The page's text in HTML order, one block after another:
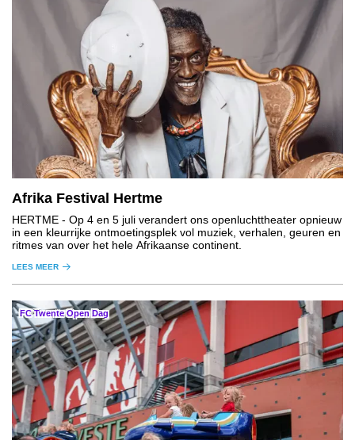
Afrika Festival Hertme
HERTME - Op 4 en 5 juli verandert ons openluchttheater opnieuw
in een kleurrijke ontmoetingsplek vol muziek, verhalen, geuren en
ritmes van over het hele Afrikaanse continent.
LEES MEER
FC Twente Open Dag